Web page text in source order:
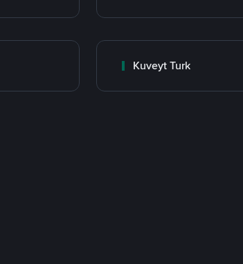
Kuveyt Turk